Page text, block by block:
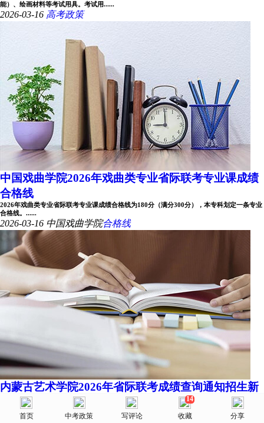
首页
美术网
选择省份 院校库 消息 我的
能）、绘画材料等考试用具。考试用......
2026-03-16 高考政策
中国戏曲学院2026年戏曲类专业省际联考专业课成绩
合格线
2026年戏曲类专业省际联考专业课成绩合格线为180分（满分300分），本专科划定一条专业
合格线。......
2026-03-16 中国戏曲学院合格线
内蒙古艺术学院2026年省际联考成绩查询通知招生新
各位考生：内蒙古艺术学院2026年省际联考工作已完成。即日起，考生可登录内蒙古艺术学
首页 中考政策 写评论
14
收藏 分享